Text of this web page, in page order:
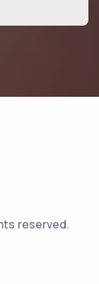
reserved.